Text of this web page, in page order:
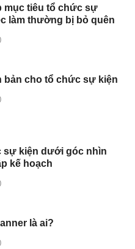
mục tiêu tổ chức sự
làm thường bị bỏ quên
bản cho tổ chức sự kiện
sự kiện dưới góc nhìn
kế hoạch
là ai?